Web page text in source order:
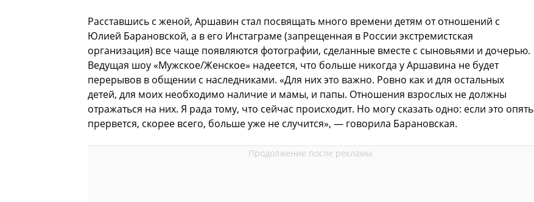
Расставшись с женой, Аршавин стал посвящать много времени детям от отношений с
Юлией Барановской, а в его Инстаграме (запрещенная в России экстремистская
организация) все чаще появляются фотографии, сделанные вместе с сыновьями и дочерью.
Ведущая шоу «Мужское/Женское» надеется, что больше никогда у Аршавина не будет
перерывов в общении с наследниками. «Для них это важно. Ровно как и для остальных
детей, для моих необходимо наличие и мамы, и папы. Отношения взрослых не должны
отражаться на них. Я рада тому, что сейчас происходит. Но могу сказать одно: если это опять
прервется, скорее всего, больше уже не случится», — говорила Барановская.